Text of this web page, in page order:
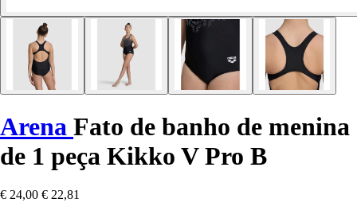
Arena Fato de banho de menina
de 1 peça Kikko V Pro B
€ 24,00 € 22,81